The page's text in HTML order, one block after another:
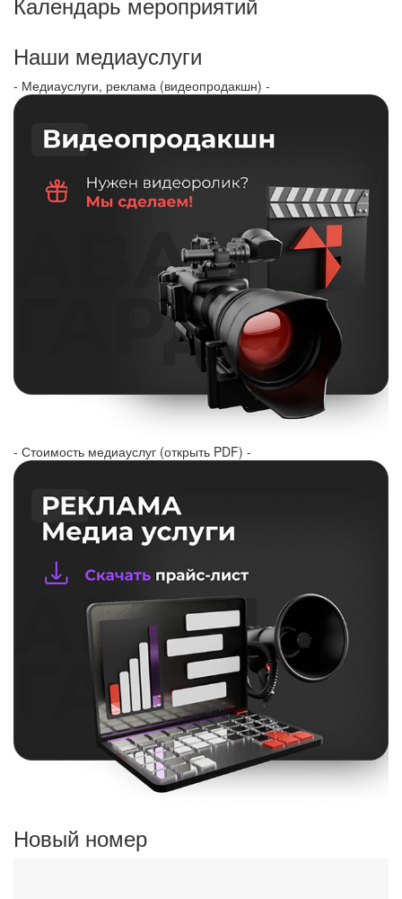
Наши медиауслуги
- Медиауслуги, реклама (видеопродакшн) -
- Стоимость медиауслуг (открыть PDF) -
Новый номер